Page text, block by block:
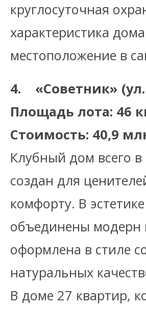
круглосуточная
характеристика
местоположение в
4. «Советник» (ул.
Площадь лота: 46
Стоимость: 40,9
Клубный дом всего
создан для
комфорту. В
объединены модерн
оформлена в стиле
натуральных
В доме 27 квартир,